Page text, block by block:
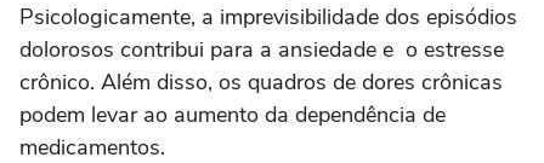
Psicologicamente, a imprevisibilidade dos episódios
dolorosos contribui para a ansiedade e o estresse
crônico. Além disso, os quadros de dores crônicas
podem levar ao aumento da dependência de
medicamentos.